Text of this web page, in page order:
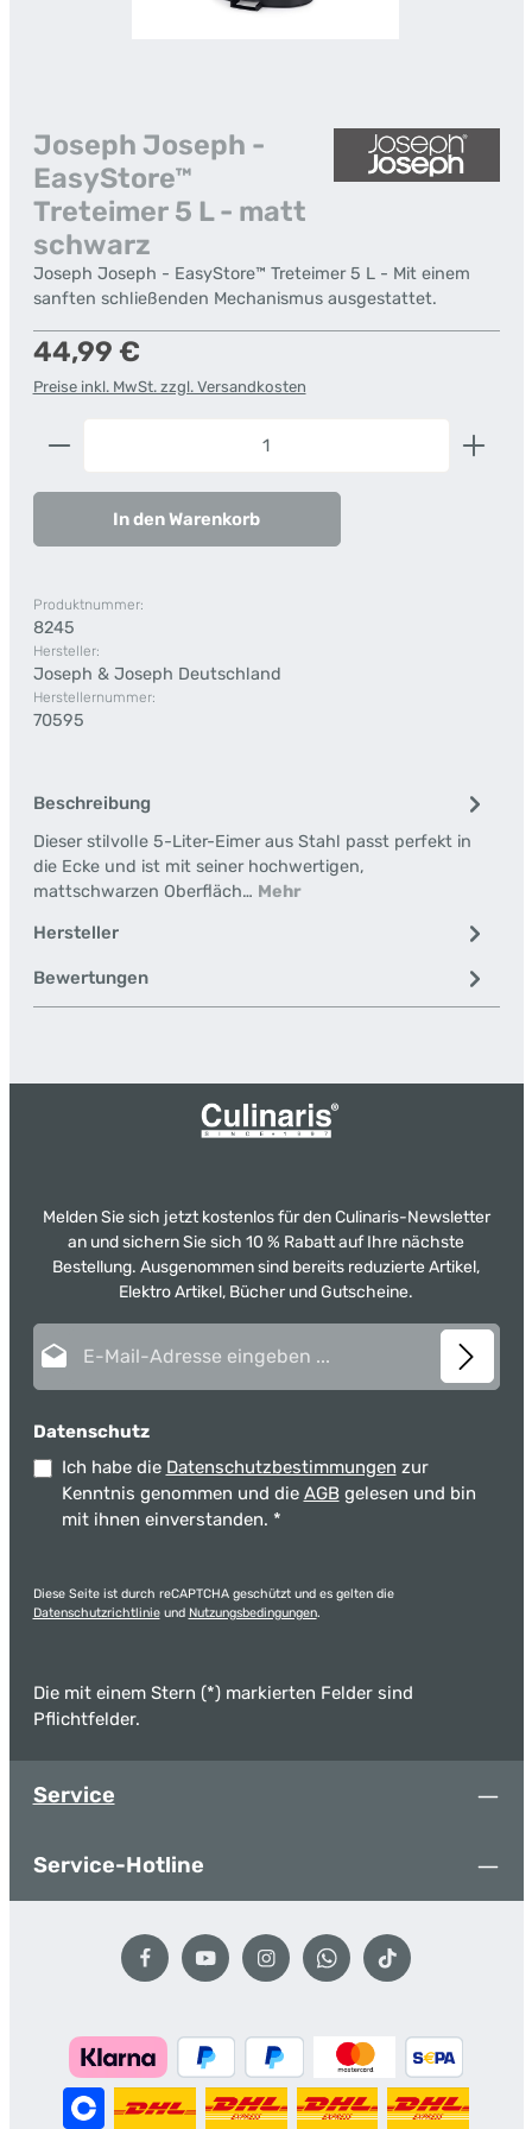
Joseph Joseph -
EasyStore™
Treteimer 5 L - matt
schwarz
Joseph Joseph - EasyStore™ Treteimer 5 L - Mit einem
sanften schließenden Mechanismus ausgestattet.
Regulärer Preis:
44,99 €
Preise inkl. MwSt. zzgl. Versandkosten
Produkt Anzahl: Gib den gewünschten Wert ein
In den Warenkorb
Produktnummer:
8245
Hersteller:
Joseph & Joseph Deutschland
Herstellernummer:
70595
Beschreibung
Dieser stilvolle 5-Liter-Eimer aus Stahl passt perfekt in
die Ecke und ist mit seiner hochwertigen,
mattschwarzen Oberfläch… Mehr
Hersteller
Bewertungen
Melden Sie sich jetzt kostenlos für den Culinaris-Newsletter
an und sichern Sie sich 10 % Rabatt auf Ihre nächste
Bestellung. Ausgenommen sind bereits reduzierte Artikel,
Elektro Artikel, Bücher und Gutscheine.
Datenschutz
Ich habe die Datenschutzbestimmungen zur
Kenntnis genommen und die AGB gelesen und bin
mit ihnen einverstanden. *
Diese Seite ist durch reCAPTCHA geschützt und es gelten die
Datenschutzrichtlinieund Nutzungsbedingungen.
Die mit einem Stern (*) markierten Felder sind
Pflichtfelder.
Service
Service-Hotline